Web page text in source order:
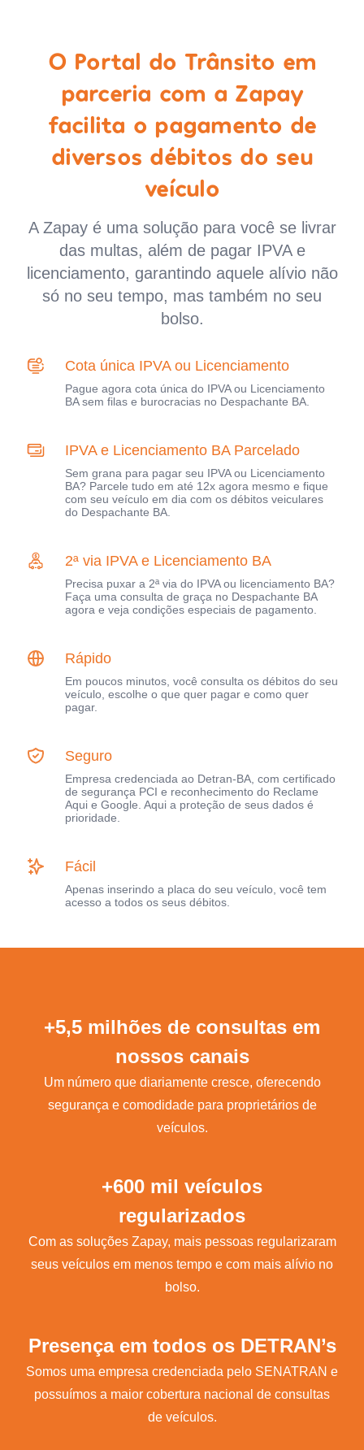
O Portal do Trânsito em
parceria com a Zapay
facilita o pagamento de
diversos débitos do seu
veículo
A Zapay é uma solução para você se livrar
das multas, além de pagar IPVA e
licenciamento, garantindo aquele alívio não
só no seu tempo, mas também no seu
bolso.
Cota única IPVA ou Licenciamento
Pague agora cota única do IPVA ou Licenciamento
BA sem filas e burocracias no Despachante BA.
IPVA e Licenciamento BA Parcelado
Sem grana para pagar seu IPVA ou Licenciamento
BA? Parcele tudo em até 12x agora mesmo e fique
com seu veículo em dia com os débitos veiculares
do Despachante BA.
2ª via IPVA e Licenciamento BA
Precisa puxar a 2ª via do IPVA ou licenciamento BA?
Faça uma consulta de graça no Despachante BA
agora e veja condições especiais de pagamento.
Rápido
Em poucos minutos, você consulta os débitos do seu
veículo, escolhe o que quer pagar e como quer
pagar.
Seguro
Empresa credenciada ao Detran-BA, com certificado
de segurança PCI e reconhecimento do Reclame
Aqui e Google. Aqui a proteção de seus dados é
prioridade.
Fácil
Apenas inserindo a placa do seu veículo, você tem
acesso a todos os seus débitos.
+5,5 milhões de consultas em
nossos canais
Um número que diariamente cresce, oferecendo
segurança e comodidade para proprietários de
veículos.
+600 mil veículos
regularizados
Com as soluções Zapay, mais pessoas regularizaram
seus veículos em menos tempo e com mais alívio no
bolso.
Presença em todos os DETRAN’s
Somos uma empresa credenciada pelo SENATRAN e
possuímos a maior cobertura nacional de consultas
de veículos.